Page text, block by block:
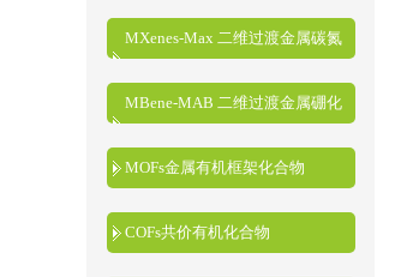
MXenes-Max 二维过渡金属碳氮
化物
MBene-MAB 二维过渡金属硼化
物
MOFs金属有机框架化合物
COFs共价有机化合物